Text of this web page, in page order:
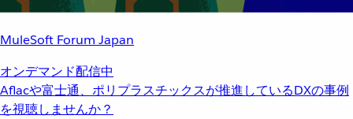
MuleSoft Forum Japan
オンデマンド配信中
Aflacや富士通、ポリプラスチックスが推進しているDXの事例
を視聴しませんか？